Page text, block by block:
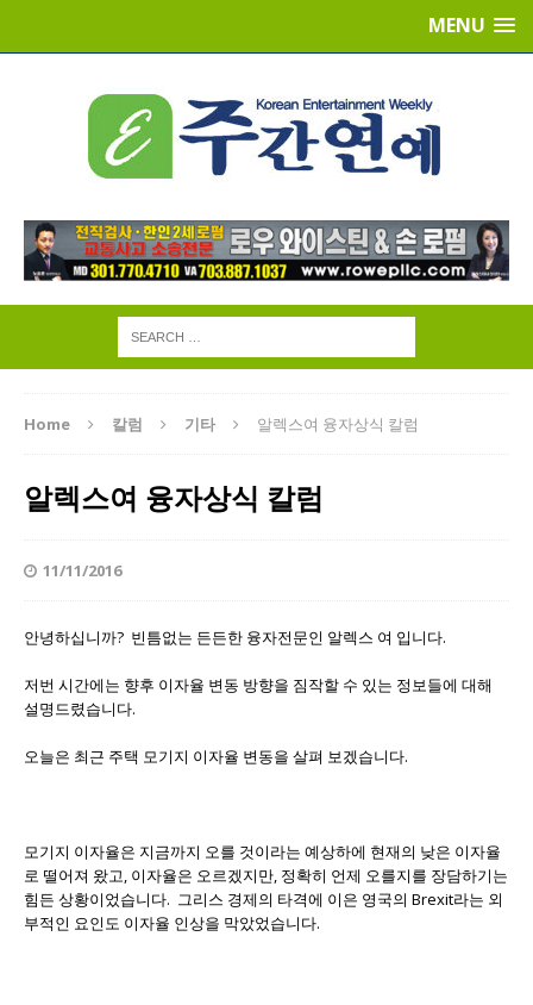
MENU
Home 칼럼 기타 알렉스여 융자상식 칼럼
알렉스여 융자상식 칼럼
11/11/2016
안녕하십니까? 빈틈없는 든든한 융자전문인 알렉스 여 입니다.
저번 시간에는 향후 이자율 변동 방향을 짐작할 수 있는 정보들에 대해
설명드렸습니다.
오늘은 최근 주택 모기지 이자율 변동을 살펴 보겠습니다.
모기지 이자율은 지금까지 오를 것이라는 예상하에 현재의 낮은 이자율
로 떨어져 왔고, 이자율은 오르겠지만, 정확히 언제 오를지를 장담하기는
힘든 상황이었습니다. 그리스 경제의 타격에 이은 영국의 Brexit라는 외
부적인 요인도 이자율 인상을 막았었습니다.